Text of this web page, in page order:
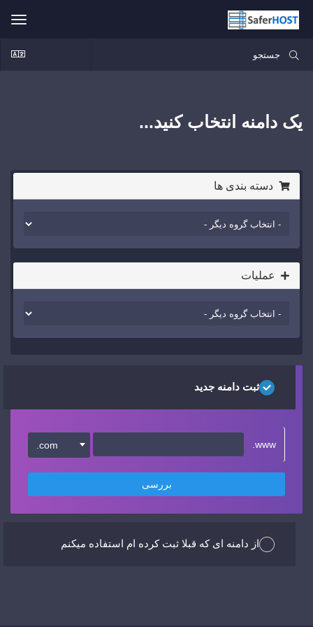
یک دامنه انتخاب کنید...
دسته بندی ها
عملیات
ثبت دامنه جدید
www.
.com
بررسی
از دامنه ای که قبلا ثبت کرده ام استفاده میکنم